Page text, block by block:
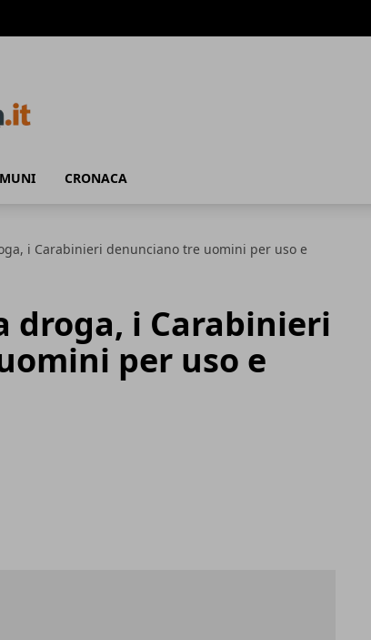
CRONACA
i Carabinieri denunciano tre uomini per uso e
i Carabinieri
per uso e